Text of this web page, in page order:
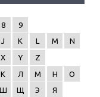
8
9
J K L M
N
X Y
Z
К Л М Н
О
Ш Щ Э Я